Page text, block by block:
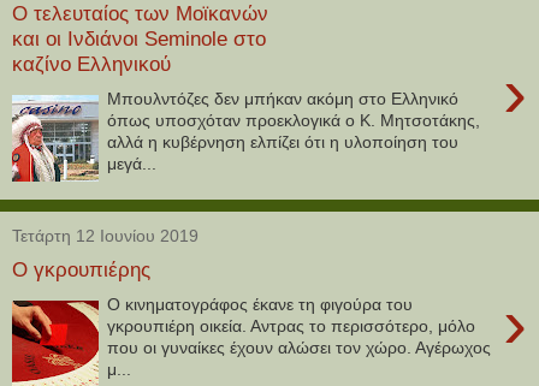
Ο τελευταίος των Μοϊκανών
και οι Ινδιάνοι Seminole στο
καζίνο Ελληνικού
›
Μπουλντόζες δεν μπήκαν ακόμη στο Ελληνικό
όπως υποσχόταν προεκλογικά ο Κ. Μητσοτάκης,
αλλά η κυβέρνηση ελπίζει ότι η υλοποίηση του
μεγά...
Τετάρτη 12 Ιουνίου 2019
Ο γκρουπιέρης
›
Ο κινηματογράφος έκανε τη φιγούρα του
γκρουπιέρη οικεία. Αντρας το περισσότερο, μόλο
που οι γυναίκες έχουν αλώσει τον χώρο. Αγέρωχος
μ...